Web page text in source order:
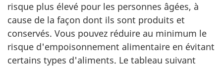
risque plus élevé pour les personnes âgées, à
cause de la façon dont ils sont produits et
conservés. Vous pouvez réduire au minimum le
risque d'empoisonnement alimentaire en évitant
certains types d'aliments. Le tableau suivant